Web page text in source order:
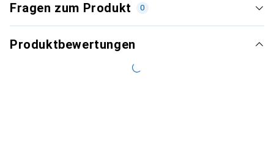
Fragen zum Produkt 0
Produktbewertungen